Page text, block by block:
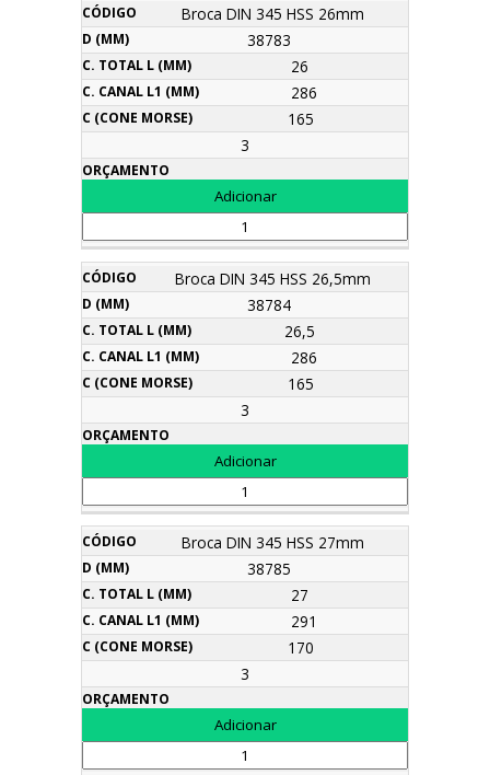
Broca DIN 345 HSS 26mm
38783
26
286
165
3
Broca DIN 345 HSS 26,5mm
38784
26,5
286
165
3
Broca DIN 345 HSS 27mm
38785
27
291
170
3